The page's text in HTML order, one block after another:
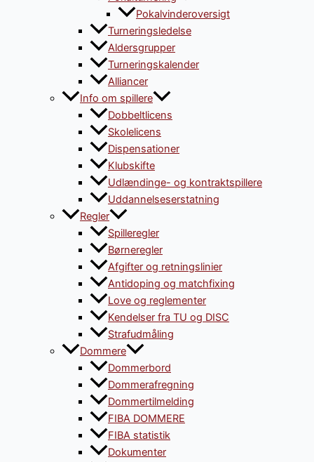
Pokalvinderoversigt
Turneringsledelse
Aldersgrupper
Turneringskalender
Alliancer
Info om spillere
Dobbeltlicens
Skolelicens
Dispensationer
Klubskifte
Udlændinge- og kontraktspillere
Uddannelseserstatning
Regler
Spilleregler
Børneregler
Afgifter og retningslinier
Antidoping og matchfixing
Love og reglementer
Kendelser fra TU og DISC
Strafudmåling
Dommere
Dommerbord
Dommerafregning
Dommertilmelding
FIBA DOMMERE
FIBA statistik
Dokumenter